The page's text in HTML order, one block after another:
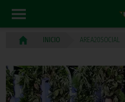
INICIO AREA20SOCIAL